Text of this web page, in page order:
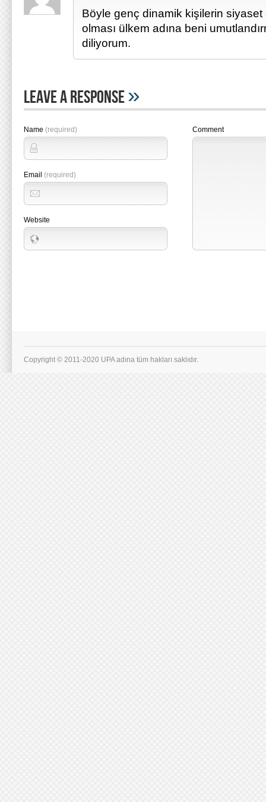
Böyle genç dinamik kişilerin siyaset
olması ülkem adına beni
diliyorum.
Leave A Response»
Name (required)
Email (required)
Website
Comment
Copyright © 2011-2020 UPA adına tüm hakları saklıdır.